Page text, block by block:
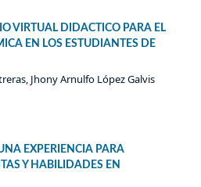
VIRTUAL DIDACTICO PARA EL
EN LOS ESTUDIANTES DE
Jhony Arnulfo López Galvis
EXPERIENCIA PARA
Y HABILIDADES EN